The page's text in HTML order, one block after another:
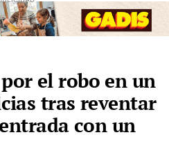
el robo en un
tras reventar
con un